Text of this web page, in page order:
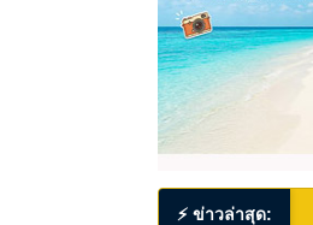
⚡ ข่าวล่าสุด: